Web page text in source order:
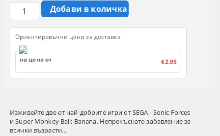
Изживейте две от най-добрите игри от SEGA - Sonic Forces
и Super Monkey Ball: Banana. Непрекъснато забавление за
всички възрасти...
Ориентировъчни цени за доставка
на цена от €2.95